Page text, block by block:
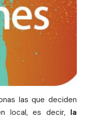
las que deciden
local, es decir, la